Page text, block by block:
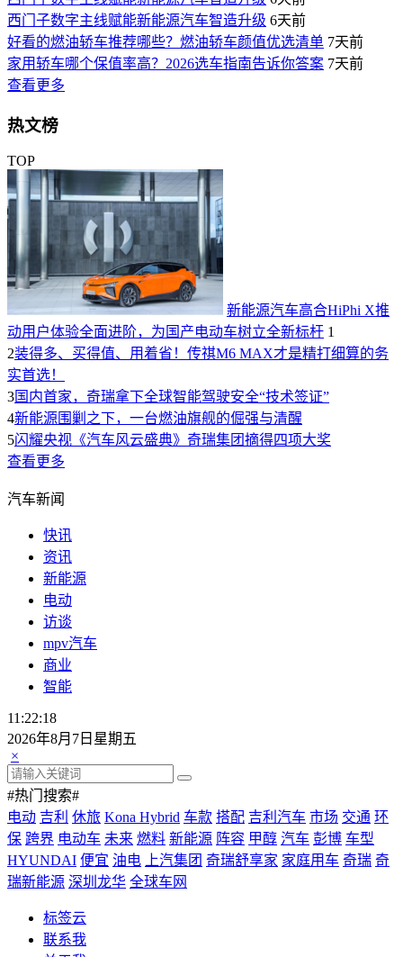
西门子数字主线赋能新能源汽车智造升级 6天前
好看的燃油轿车推荐哪些？燃油轿车颜值优选清单 7天前
家用轿车哪个保值率高？2026选车指南告诉你答案 7天前
查看更多
热文榜
TOP
新能源汽车高合HiPhi X推
动用户体验全面进阶，为国产电动车树立全新标杆 1
2装得多、买得值、用着省！传祺M6 MAX才是精打细算的务
实首选！
3国内首家，奇瑞拿下全球智能驾驶安全“技术签证”
4新能源围剿之下，一台燃油旗舰的倔强与清醒
5闪耀央视《汽车风云盛典》奇瑞集团摘得四项大奖
查看更多
汽车新闻
快讯
资讯
新能源
电动
访谈
mpv汽车
商业
智能
11:22:18
2026年8月7日星期五
×
#热门搜索#
电动 吉利 休旅 Kona Hybrid 车款 搭配 吉利汽车 市场 交通 环
保 跨界 电动车 未来 燃料 新能源 阵容 甲醇 汽车 彭博 车型
HYUNDAI 便宜 油电 上汽集团 奇瑞舒享家 家庭用车 奇瑞 奇
瑞新能源 深圳龙华 全球车网
标签云
联系我